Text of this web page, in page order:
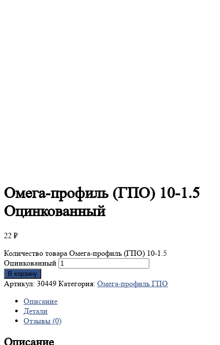
Омега-профиль (ГПО) 10-1.5
Оцинкованный
22 ₽
Количество товара Омега-профиль (ГПО) 10-1.5
Оцинкованный
В корзину
Артикул: 30449 Категория: Омега-профиль ГПО
Описание
Детали
Отзывы (0)